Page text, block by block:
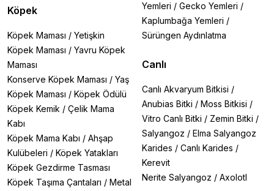
Köpek
Köpek Maması / Yetişkin
Köpek Maması / Yavru Köpek
Maması
Konserve Köpek Maması / Yaş
Köpek Maması / Köpek Ödülü
Köpek Kemik / Çelik Mama
Kabı
Köpek Mama Kabı / Ahşap
Kulübeleri / Köpek Yatakları
Köpek Gezdirme Tasması
Köpek Taşıma Çantaları / Metal
Yemleri / Gecko Yemleri /
Kaplumbağa Yemleri /
Sürüngen Aydınlatma
Canlı
Canlı Akvaryum Bitkisi /
Anubias Bitki / Moss Bitkisi /
Vitro Canlı Bitki / Zemin Bitki /
Salyangoz / Elma Salyangoz
Karides / Canlı Karides /
Kerevit
Nerite Salyangoz / Axolotl